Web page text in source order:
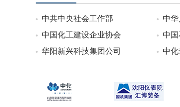
中共中央社会工作部 中
中国化工建设企业协会
中
华阳新兴科技集团公司
中